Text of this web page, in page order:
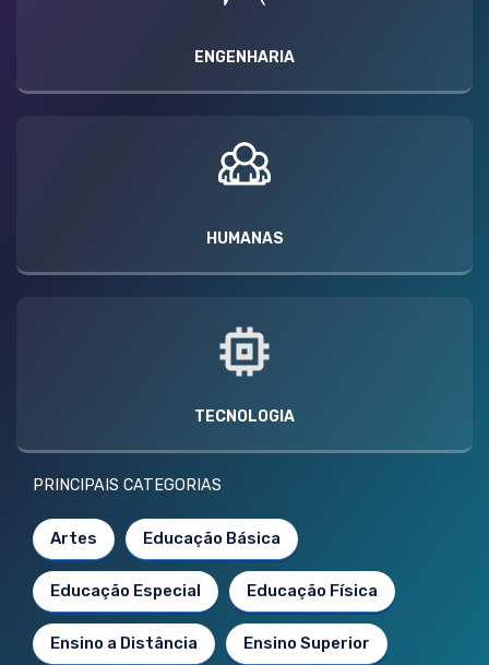
ENGENHARIA
HUMANAS
TECNOLOGIA
PRINCIPAIS CATEGORIAS
Artes Educação Básica
Educação Especial Educação Física
Ensino a Distância Ensino Superior